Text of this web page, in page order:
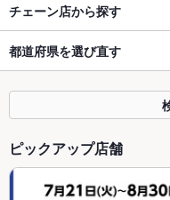
チェーン店から探す
都道府県を選び直す
ピックアップ店舗